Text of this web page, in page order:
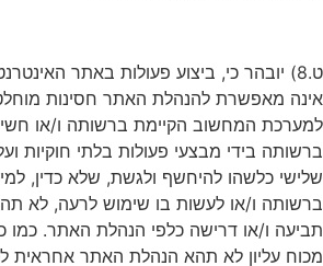
ט.8) יובהר כי, ביצוע פעולות באתר
אינה מאפשרת להנהלת האתר חסינות
למערכת המחשוב הקיימת ברשותה ו/או
ברשותה בידי מבצעי פעולות בלתי חוקיות
שלישי כלשהו להיחשף ולגשת, שלא כדין,
ברשותה ו/או לעשות בו שימוש לרעה, לא
תביעה ו/או דרישה כלפי הנהלת האתר. כמו
מכוח עליון לא תהא הנהלת האתר אחראית